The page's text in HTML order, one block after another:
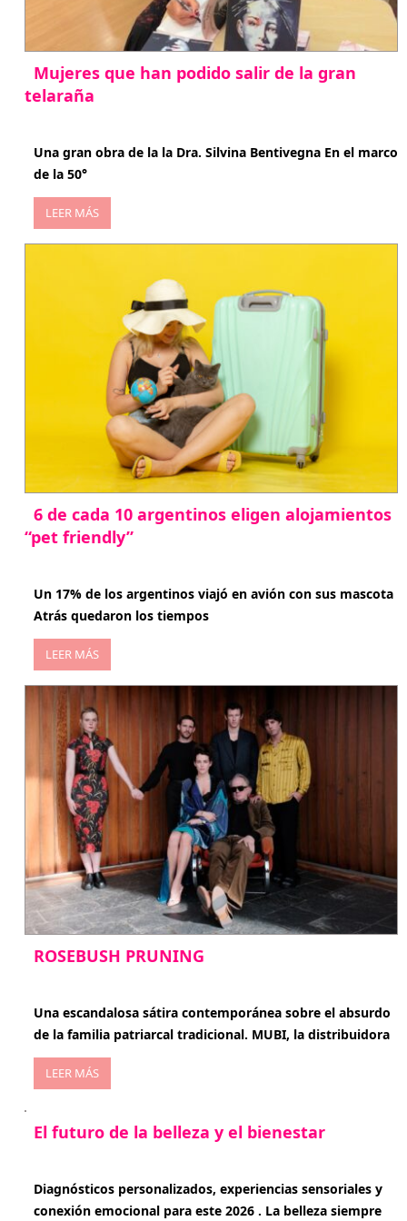
Mujeres que han podido salir de la gran
telaraña
Una gran obra de la la Dra. Silvina Bentivegna En el marco
de la 50°
LEER MÁS
6 de cada 10 argentinos eligen alojamientos
“pet friendly”
Un 17% de los argentinos viajó en avión con sus mascota
Atrás quedaron los tiempos
LEER MÁS
ROSEBUSH PRUNING
Una escandalosa sátira contemporánea sobre el absurdo
de la familia patriarcal tradicional. MUBI, la distribuidora
LEER MÁS
El futuro de la belleza y el bienestar
Diagnósticos personalizados, experiencias sensoriales y
conexión emocional para este 2026 . La belleza siempre